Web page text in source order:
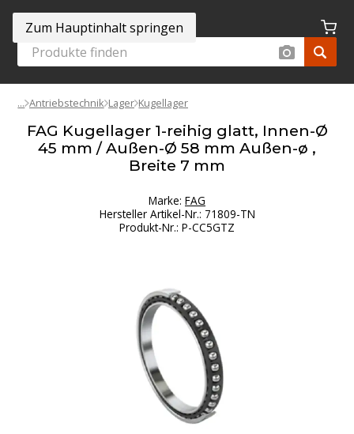
Zum Hauptinhalt springen
Antriebstechnik Lager Kugellager
FAG Kugellager 1-reihig glatt, Innen-Ø
45 mm / Außen-Ø 58 mm Außen-ø ,
Breite 7 mm
Marke: FAG
Hersteller Artikel-Nr.: 71809-TN
Produkt-Nr.: P-CC5GTZ